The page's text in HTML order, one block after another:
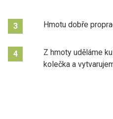
3 Hmotu dobře
4
Z hmoty uděláme
kolečka a